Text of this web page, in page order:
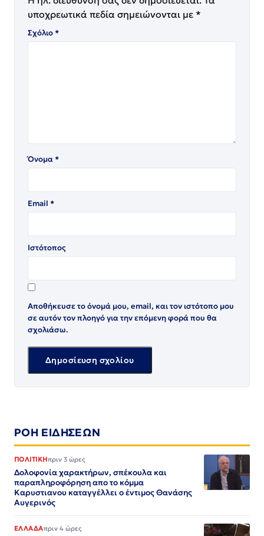
υποχρεωτικά πεδία σημειώνονται με *
Σχόλιο*
Όνομα*
Email *
Ιστότοπος
Αποθήκευσε το όνομά μου, email, και τον ιστότοπο μου
σε αυτόν τον πλοηγό για την επόμενη φορά που θα
σχολιάσω.
ΡΟΗ ΕΙΔΗΣΕΩΝ
ΠΟΛΙΤΙΚΗπριν 3 ώρες
Δολοφονία χαρακτήρων, σπέκουλα και
παραπληροφόρηση απο το κόμμα
Καρυστιανου καταγγέλλει ο έντιμος Θανάσης
Αυγερινός
ΕΛΛΑΔΑπριν 4 ώρες